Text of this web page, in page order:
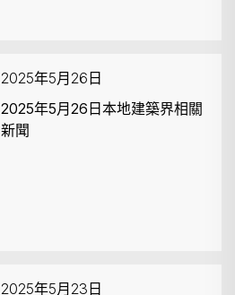
2025年5月26日
2025年5月26日本地建築界相關
新聞
2025年5月23日